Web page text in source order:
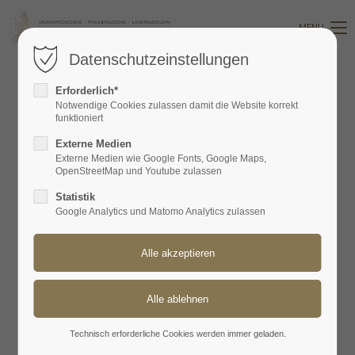
Login
Benutzername
Passwort
Lorem ipsum dolor sit amet:
MENU
LICHT- UND LASERTHERAPIE
Laserhaarentfernung
Teleangiektasien, Couperose,
Angiome und Hämangiome
Aktive Akne
Pigmentflecken, Tattoos, Permanent
Make-up
Datenschutzeinstellungen
Erforderlich*
Notwendige Cookies zulassen damit die Website korrekt
funktioniert
Externe Medien
Externe Medien wie Google Fonts, Google Maps,
OpenStreetMap und Youtube zulassen
Statistik
Google Analytics und Matomo Analytics zulassen
Technisch erforderliche Cookies werden immer geladen.